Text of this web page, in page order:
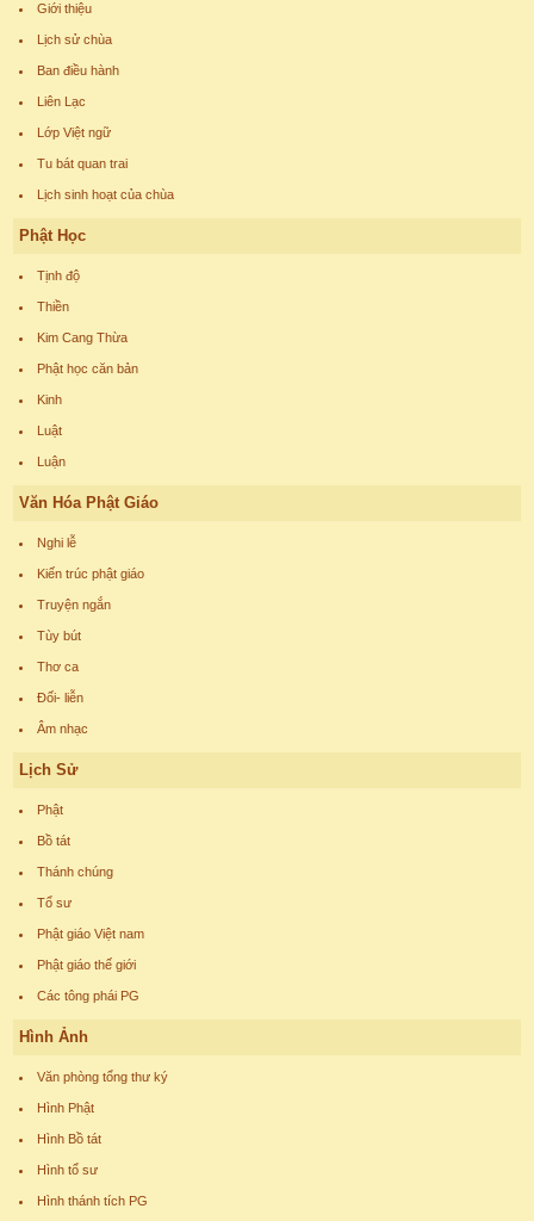
Giới thiệu
Lịch sử chùa
Ban điều hành
Liên Lạc
Lớp Việt ngữ
Tu bát quan trai
Lịch sinh hoạt của chùa
Phật Học
Tịnh độ
Thiền
Kim Cang Thừa
Phật học căn bản
Kinh
Luật
Luận
Văn Hóa Phật Giáo
Nghi lễ
Kiến trúc phật giáo
Truyện ngắn
Tùy bút
Thơ ca
Đối- liễn
Âm nhạc
Lịch Sử
Phật
Bồ tát
Thánh chúng
Tổ sư
Phật giáo Việt nam
Phật giáo thế giới
Các tông phái PG
Hình Ảnh
Văn phòng tổng thư ký
Hình Phật
Hình Bồ tát
Hình tổ sư
Hình thánh tích PG